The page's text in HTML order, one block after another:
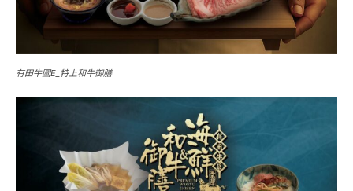
有田牛圖E_特上和牛御膳